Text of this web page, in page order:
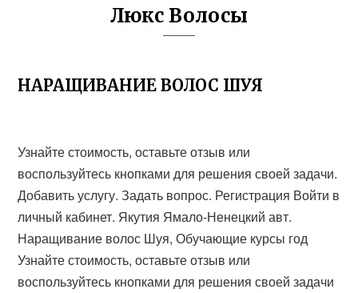
Люкс Волосы
НАРАЩИВАНИЕ ВОЛОС ШУЯ
Узнайте стоимость, оставьте отзыв или
воспользуйтесь кнопками для решения своей задачи.
Добавить услугу. Задать вопрос. Регистрация Войти в
личный кабинет. Якутия Ямало-Ненецкий авт.
Наращивание волос Шуя, Обучающие курсы год
Узнайте стоимость, оставьте отзыв или
воспользуйтесь кнопками для решения своей задачи